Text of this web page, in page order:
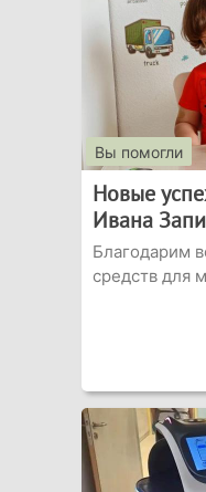
Вы помогли
Новые
Ивана
Благодарим
средств для